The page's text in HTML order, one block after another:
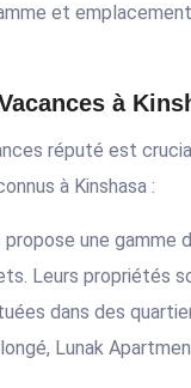
et
à
réputé est
à Kinshasa :
une gamme
Leurs propriétés
dans des
Lunak